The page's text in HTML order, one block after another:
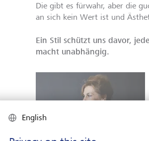
Die gibt es fürwahr, aber die
an sich kein Wert ist und
Ein Stil schützt uns davor,
macht unabhängig.
English